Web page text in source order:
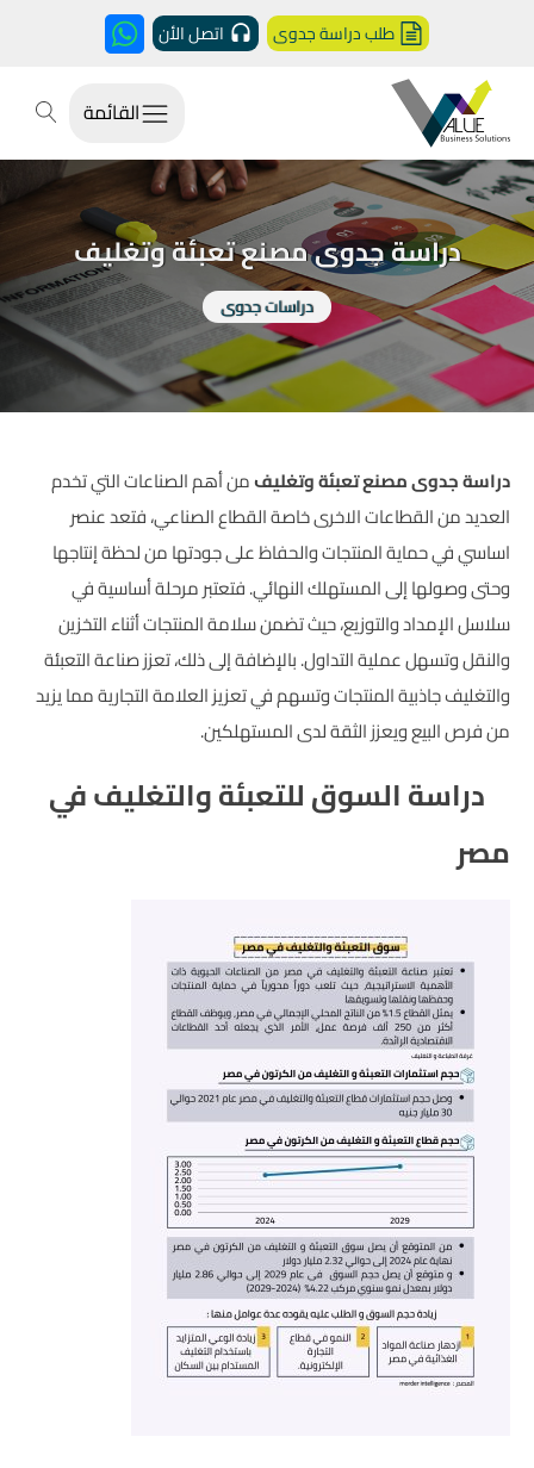
طلب دراسة جدوى اتصل الأن
القائمة
دراسة جدوى مصنع تعبئة وتغليف
دراسات جدوى
دراسة جدوى مصنع تعبئة وتغليفمن أهم الصناعات التي تخدم
العديد من القطاعات الاخرى خاصة القطاع الصناعي، فتعد عنصر
اساسي في حماية المنتجات والحفاظ على جودتها من لحظة إنتاجها
وحتى وصولها إلى المستهلك النهائي. فتعتبر مرحلة أساسية في
سلاسل الإمداد والتوزيع، حيث تضمن سلامة المنتجات أثناء التخزين
والنقل وتسهل عملية التداول. بالإضافة إلى ذلك، تعزز صناعة التعبئة
والتغليف جاذبية المنتجات وتسهم في تعزيز العلامة التجارية مما يزيد
من فرص البيع ويعزز الثقة لدى المستهلكين.
دراسة السوق للتعبئة والتغليف في
مصر